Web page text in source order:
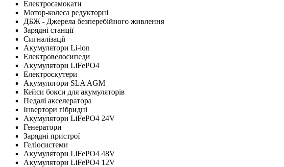
Електросамокати
Мотор-колеса редукторні
ДБЖ - Джерела безперебійного живлення
Зарядні станції
Сигналізації
Акумулятори Li-ion
Електровелосипеди
Акумулятори LiFePO4
Електроскутери
Акумулятори SLA AGM
Кейси бокси для акумуляторів
Педалі акселератора
Інвертори гібридні
Акумулятори LiFePO4 24V
Генератори
Зарядні пристрої
Геліосистеми
Акумулятори LiFePO4 48V
Акумулятори LiFePO4 12V